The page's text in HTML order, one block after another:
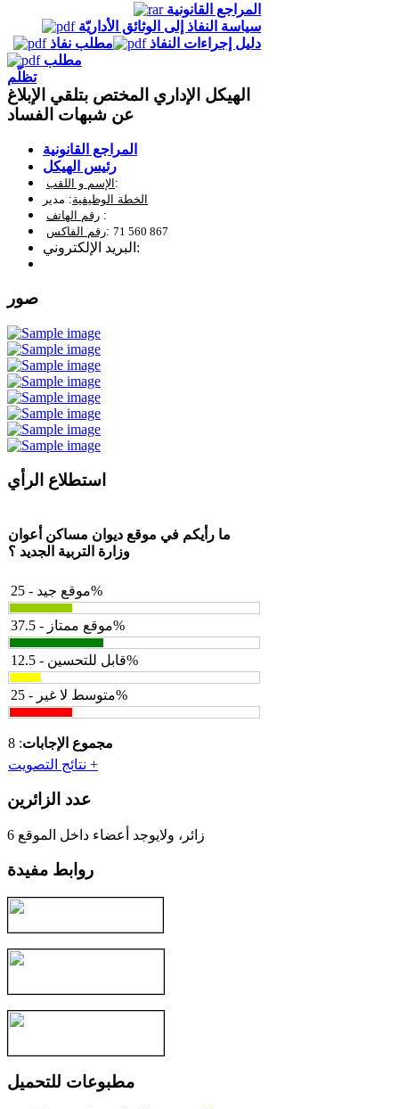
المراجع القانونية
سياسة النفاذ إلى الوثائق الأداريّة
دليل إجراءات النفاذ
مطلب نفاذ
مطلب
تظلّم
الهيكل الإداري المختص بتلقي الإبلاغ
عن شبهات الفساد
المراجع القانونية
رئيس الهيكل
الإسم و اللقب :
الخطة الوظيفية: مدير
رقم الهاتف :
رقم الفاكس: 71 560 867
البريد الإلكتروني:
صور
استطلاع الرأي
ما رأيكم في موقع ديوان مساكن أعوان
وزارة التربية الجديد ؟
موقع جيد - 25%
موقع ممتاز - 37.5%
قابل للتحسين - 12.5%
متوسط لا غير - 25%
مجموع الإجابات: 8
نتائج التصويت +
عدد الزائرين
6 زائر، ولايوجد أعضاء داخل الموقع
روابط مفيدة
مطبوعات للتحميل